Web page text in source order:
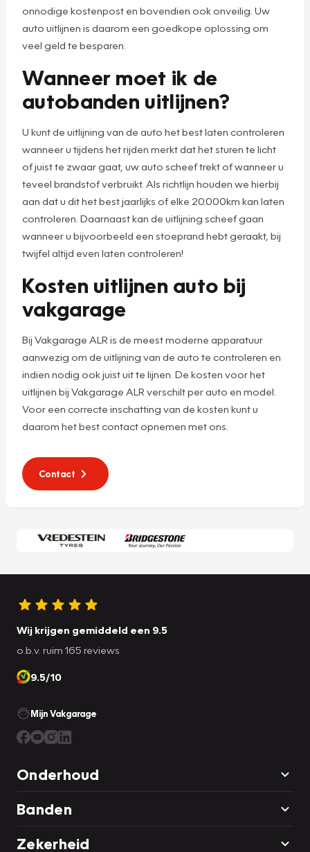
onnodige kostenpost en bovendien ook onveilig. Uw
auto uitlijnen is daarom een goedkope oplossing om
veel geld te besparen.
Wanneer moet ik de
autobanden uitlijnen?
U kunt de uitlijning van de auto het best laten controleren
wanneer u tijdens het rijden merkt dat het sturen te licht
of juist te zwaar gaat, uw auto scheef trekt of wanneer u
teveel brandstof verbruikt. Als richtlijn houden we hierbij
aan dat u dit het best jaarlijks of elke 20.000km kan laten
controleren. Daarnaast kan de uitlijning scheef gaan
wanneer u bijvoorbeeld een stoeprand hebt geraakt, bij
twijfel altijd even laten controleren!
Kosten uitlijnen auto bij
vakgarage
Bij Vakgarage ALR is de meest moderne apparatuur
aanwezig om de uitlijning van de auto te controleren en
indien nodig ook juist uit te lijnen. De kosten voor het
uitlijnen bij Vakgarage ALR verschilt per auto en model.
Voor een correcte inschatting van de kosten kunt u
daarom het best contact opnemen met ons.
Contact
Wij krijgen gemiddeld een 9.5
o.b.v. ruim 165 reviews
9.5/10
Mijn Vakgarage
Onderhoud
Banden
Zekerheid